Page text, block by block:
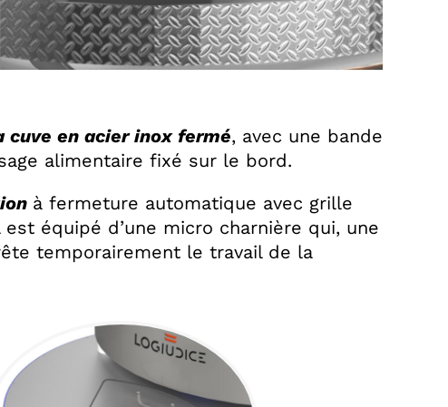
cuve en acier inox fermé, avec une bande
alimentaire fixé sur le bord.
à fermeture automatique avec grille
équipé d’une micro charnière qui, une
temporai­rement le travail de la